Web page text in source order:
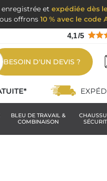
enregistrée etexpédiée dès
offrons 10 % avec le code
4,1/5
BESOIN D'UN DEVIS ?
BLEU DE TRAVAIL &
COMBINAISON